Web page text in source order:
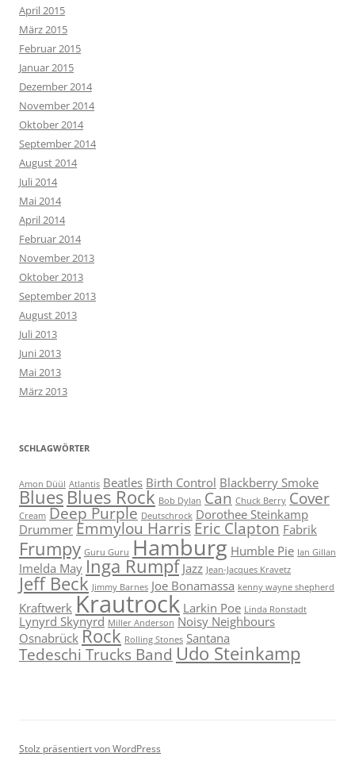
April 2015
März 2015
Februar 2015
Januar 2015
Dezember 2014
November 2014
Oktober 2014
September 2014
August 2014
Juli 2014
Mai 2014
April 2014
Februar 2014
November 2013
Oktober 2013
September 2013
August 2013
Juli 2013
Juni 2013
Mai 2013
März 2013
SCHLAGWÖRTER
Amon Düül Atlantis Beatles Birth Control Blackberry Smoke
BluesBlues Rock Bob Dylan Can Chuck Berry Cover
Cream Deep Purple Deutschrock Dorothee Steinkamp
Drummer Emmylou Harris Eric Clapton Fabrik
Frumpy Guru Guru Hamburg Humble Pie Ian Gillan
Imelda May Inga Rumpf Jazz Jean-Jacques Kravetz
Jeff Beck Jimmy Barnes Joe Bonamassa kenny wayne shepherd
Kraftwerk Krautrock Larkin Poe Linda Ronstadt
Lynyrd Skynyrd Miller Anderson Noisy Neighbours
Osnabrück Rock Rolling Stones Santana
Tedeschi Trucks Band Udo Steinkamp
Stolz präsentiert von WordPress